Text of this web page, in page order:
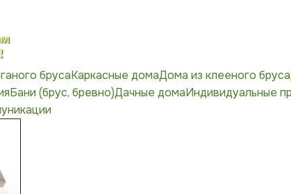
брусаКаркасные домаДома из клееного бруса
Бани (брус, бревно)Дачные домаИндивидуальные